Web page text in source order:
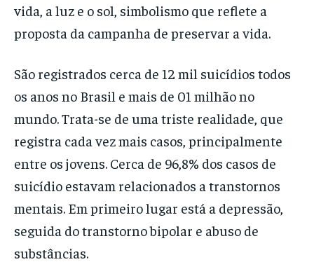
vida, a luz e o sol, simbolismo que reflete a
proposta da campanha de preservar a vida.
São registrados cerca de 12 mil suicídios todos
os anos no Brasil e mais de 01 milhão no
mundo. Trata-se de uma triste realidade, que
registra cada vez mais casos, principalmente
entre os jovens. Cerca de 96,8% dos casos de
suicídio estavam relacionados a transtornos
mentais. Em primeiro lugar está a depressão,
seguida do transtorno bipolar e abuso de
substâncias.